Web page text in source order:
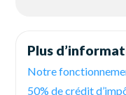
Plus
Notre
50% de crédit